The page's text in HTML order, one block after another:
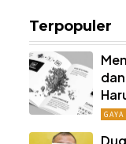
Terpopuler